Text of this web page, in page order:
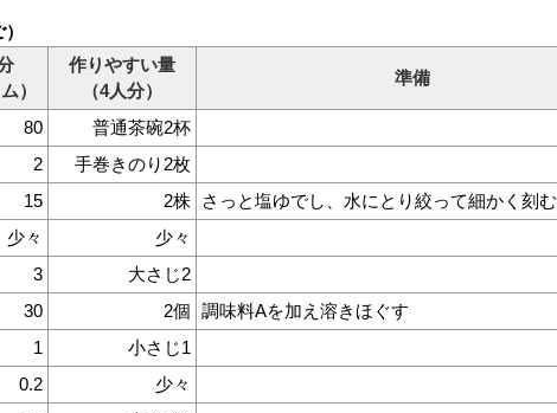
）
作りやすい量
（4人分）
準備
80
普通茶碗2杯
2
手巻きのり2枚
15 2株
さっと塩ゆでし、水にとり絞って細かく刻む
少々
少々
3
大さじ2
30 2個 調味料Aを加え溶きほぐす
1
小さじ1
0.2
少々